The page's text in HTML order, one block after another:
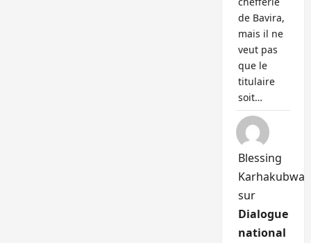
de Bavira,
mais il ne
veut pas
que le
titulaire
soit…
Blessing
Karhakubwa
sur
Dialogue
national